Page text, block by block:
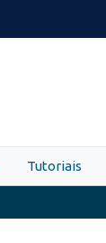
Tutoriais